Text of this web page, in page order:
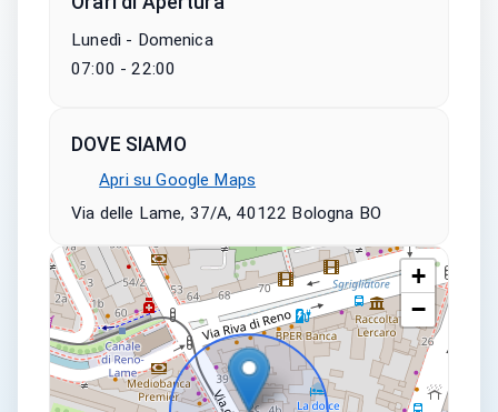
Lunedì - Domenica
07:00 - 22:00
DOVE SIAMO
Apri su Google Maps
Via delle Lame, 37/A, 40122 Bologna BO
+
−